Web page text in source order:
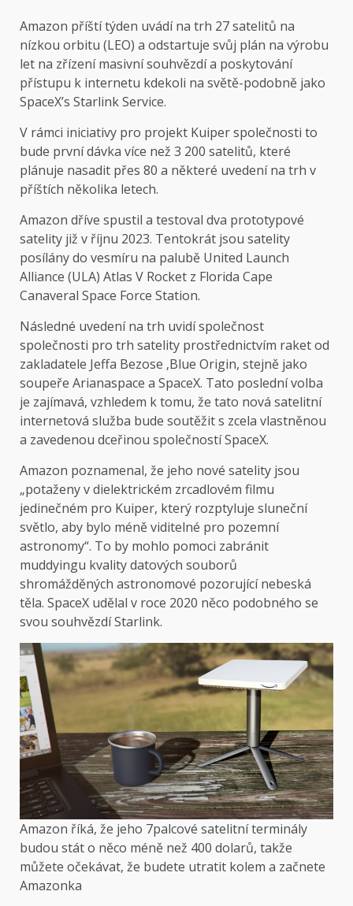
Amazon příští týden uvádí na trh 27 satelitů na
nízkou orbitu (LEO) a odstartuje svůj plán na výrobu
let na zřízení masivní souhvězdí a poskytování
přístupu k internetu kdekoli na světě-podobně jako
SpaceX’s Starlink Service.
V rámci iniciativy pro projekt Kuiper společnosti to
bude první dávka více než 3 200 satelitů, které
plánuje nasadit přes 80 a některé uvedení na trh v
příštích několika letech.
Amazon dříve spustil a testoval dva prototypové
satelity již v říjnu 2023. Tentokrát jsou satelity
posílány do vesmíru na palubě United Launch
Alliance (ULA) Atlas V Rocket z Florida Cape
Canaveral Space Force Station.
Následné uvedení na trh uvidí společnost
společnosti pro trh satelity prostřednictvím raket od
zakladatele Jeffa Bezose ‚Blue Origin, stejně jako
soupeře Arianaspace a SpaceX. Tato poslední volba
je zajímavá, vzhledem k tomu, že tato nová satelitní
internetová služba bude soutěžit s zcela vlastněnou
a zavedenou dceřinou společností SpaceX.
Amazon poznamenal, že jeho nové satelity jsou
„potaženy v dielektrickém zrcadlovém filmu
jedinečném pro Kuiper, který rozptyluje sluneční
světlo, aby bylo méně viditelné pro pozemní
astronomy“. To by mohlo pomoci zabránit
muddyingu kvality datových souborů
shromážděných astronomové pozorující nebeská
těla. SpaceX udělal v roce 2020 něco podobného se
svou souhvězdí Starlink.
Amazon říká, že jeho 7palcové satelitní terminály
budou stát o něco méně než 400 dolarů, takže
můžete očekávat, že budete utratit kolem a začnete
Amazonka